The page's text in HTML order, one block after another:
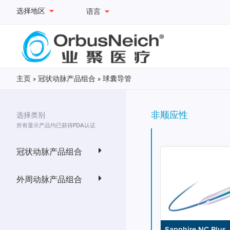
选择地区 语言
主页 » 冠状动脉产品组合 » 球囊导管
选择类别
所有显示产品均已获得FDA认证
冠状动脉产品组合
外周动脉产品组合
非顺应性